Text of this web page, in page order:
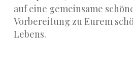
auf eine gemeinsame
Vorbereitung zu Eurem
Lebens.